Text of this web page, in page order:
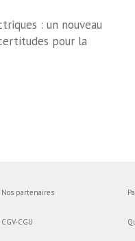
: un nouveau
pour la
Nos partenaires
CGV-CGU